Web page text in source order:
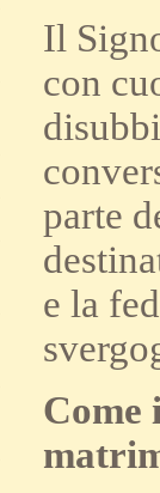
Il
con
parte
e la
Come